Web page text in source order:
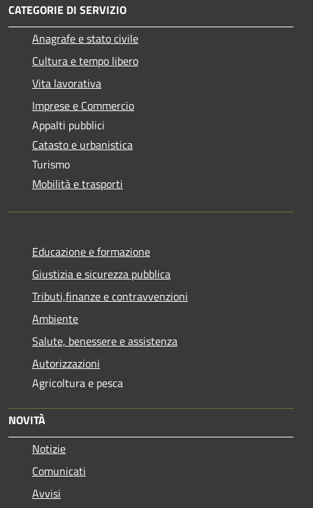
CATEGORIE DI SERVIZIO
Anagrafe e stato civile
Cultura e tempo libero
Vita lavorativa
Imprese e Commercio
Appalti pubblici
Catasto e urbanistica
Turismo
Mobilità e trasporti
Educazione e formazione
Giustizia e sicurezza pubblica
Tributi,finanze e contravvenzioni
Ambiente
Salute, benessere e assistenza
Autorizzazioni
Agricoltura e pesca
NOVITÀ
Notizie
Comunicati
Avvisi